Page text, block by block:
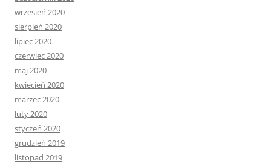
wrzesień 2020
sierpień 2020
lipiec 2020
czerwiec 2020
maj 2020
kwiecień 2020
marzec 2020
luty 2020
styczeń 2020
grudzień 2019
listopad 2019